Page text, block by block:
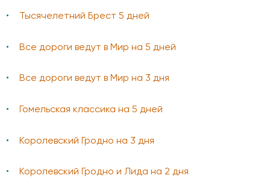
Тысячелетний Брест 5 дней
Все дороги ведут в Мир на 5 дней
Все дороги ведут в Мир на 3 дня
Гомельская классика на 5 дней
Королевский Гродно на 3 дня
Королевский Гродно и Лида на 2 дня